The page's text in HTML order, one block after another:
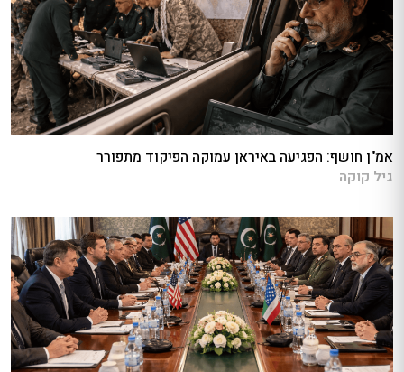
אמ"ן חושף: הפגיעה באיראן עמוקה הפיקוד מתפורר
גיל קוקה